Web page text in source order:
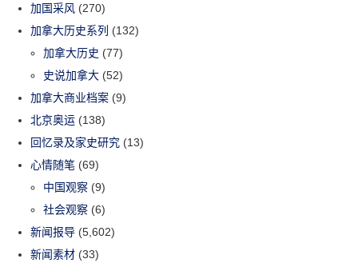
加国采风 (270)
加拿大历史系列 (132)
加拿大历史 (77)
史说加拿大 (52)
加拿大商业档案 (9)
北京奥运 (138)
回忆录及家史研究 (13)
心情随笔 (69)
中国观察 (9)
社会观察 (6)
新闻报导 (5,602)
新闻素材 (33)